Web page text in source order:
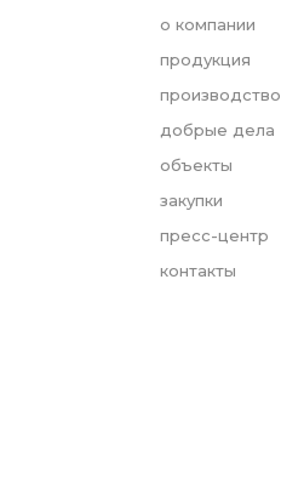
о компании
продукция
производство
добрые дела
объекты
закупки
пресс-центр
контакты